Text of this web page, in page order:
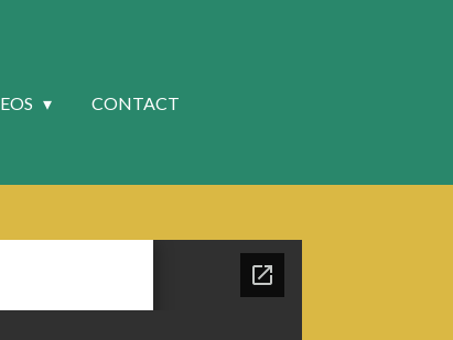
CONTACT